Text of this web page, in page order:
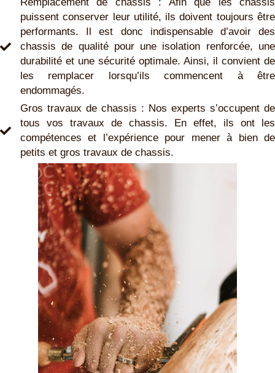
puissent conserver leur utilité, ils doivent toujours être
performants. Il est donc indispensable d’avoir des
chassis de qualité pour une isolation renforcée, une
durabilité et une sécurité optimale. Ainsi, il convient de
les remplacer lorsqu’ils commencent à être
endommagés.
Gros travaux de chassis : Nos experts s’occupent de
tous vos travaux de chassis. En effet, ils ont les
compétences et l’expérience pour mener à bien de
petits et gros travaux de chassis.